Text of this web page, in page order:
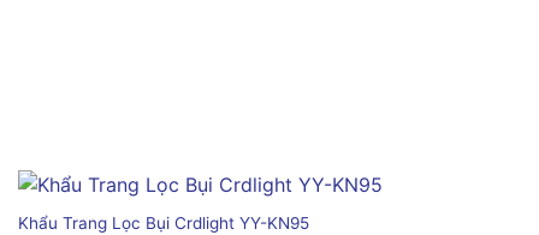
Khẩu Trang Lọc Bụi Crdlight YY-KN95